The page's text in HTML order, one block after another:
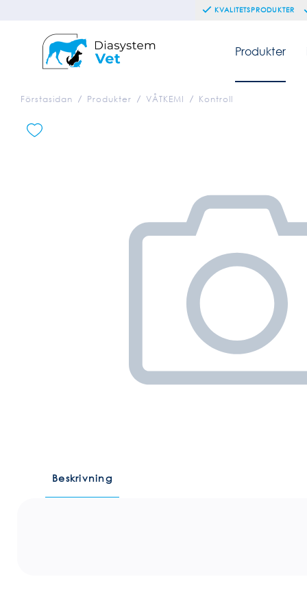
KVALITETSPRODUKTER
Produkter
Förstasidan Produkter VÅTKEMI
Kontroll
Beskrivning